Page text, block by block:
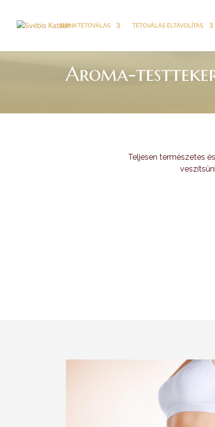
SMINKTETOVÁLÁS TETOVÁLÁS ELTÁVOLÍTÁS
Aroma-
Teljesen természetes